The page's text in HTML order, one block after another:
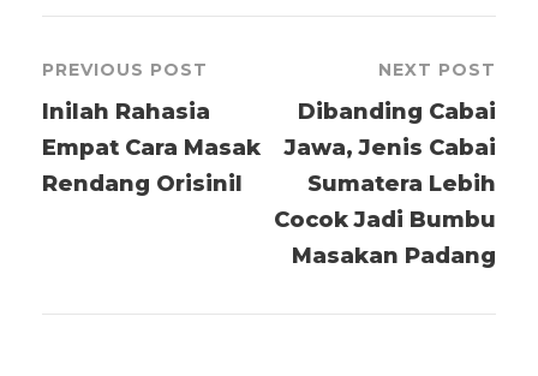
PREVIOUS POST
Inilah Rahasia
Empat Cara Masak
Rendang Orisinil
NEXT POST
Dibanding Cabai
Jawa, Jenis Cabai
Sumatera Lebih
Cocok Jadi Bumbu
Masakan Padang